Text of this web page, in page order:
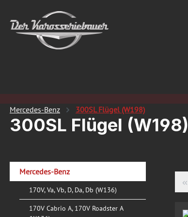
Hauptinhalt springen
Zur Suche springen
Zur Hauptnavigation springen
Mercedes-Benz 300SL Flügel (W198)
300SL Flügel (W198)
Mercedes-Benz
170V, Va, Vb, D, Da, Db (W136)
170V Cabrio A, 170V Roadster A